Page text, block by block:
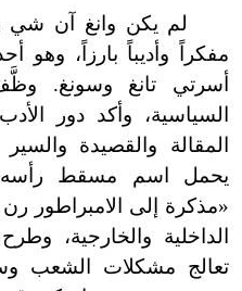
لم يكن وانغ آن
مفكراً وأديباً بارزاً، وهو
أسرتي تانغ وسونغ.
السياسية، وأكد دور
المقالة والقصيدة
يحمل اسم مسقط رأسه.
«مذكرة إلى الامبراطور
الداخلية والخارجية،
تعالج مشكلات الشعب